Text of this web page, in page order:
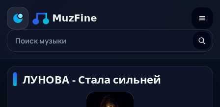
ЛУНОВА - Стала сильней